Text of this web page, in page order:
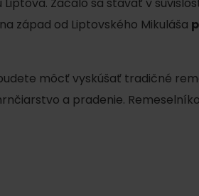
na západ od Liptovského Mikuláša
môcť vyskúšať tradičné
a pradenie.